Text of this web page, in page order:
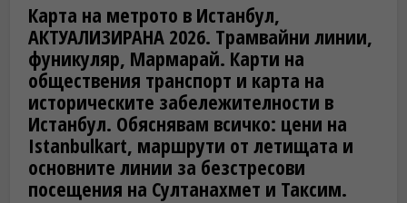
Карта на метрото в Истанбул,
АКТУАЛИЗИРАНА 2026. Трамвайни линии,
фуникуляр, Мармарай. Карти на
обществения транспорт и карта на
историческите забележителности в
Истанбул. Обяснявам всичко: цени на
Istanbulkart, маршрути от летищата и
основните линии за безстресови
посещения на Султанахмет и Таксим.